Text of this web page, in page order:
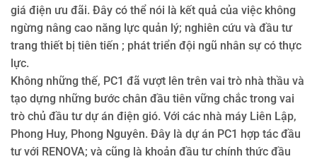
giá điện ưu đãi. Đây có thể nói là kết quả của việc không
ngừng nâng cao năng lực quản lý; nghiên cứu và đầu tư
trang thiết bị tiên tiến ; phát triển đội ngũ nhân sự có thực
lực.
Không những thế, PC1 đã vượt lên trên vai trò nhà thầu và
tạo dựng những bước chân đầu tiên vững chắc trong vai
trò chủ đầu tư dự án điện gió. Với các nhà máy Liên Lập,
Phong Huy, Phong Nguyên. Đây là dự án PC1 hợp tác đầu
tư với RENOVA; và cũng là khoản đầu tư chính thức đầu